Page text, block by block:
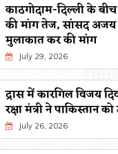
काठगोदाम-दिल्ली के
की मांग तेज, सांसद अजय
मुलाकात कर की मांग
July 29, 2026
द्रास में कारगिल विजय
रक्षा मंत्री ने पाकिस्तान
July 26, 2026